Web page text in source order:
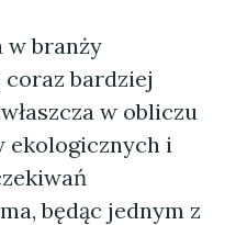
w branży
bardziej
w obliczu
ekologicznych i
będąc jednym z